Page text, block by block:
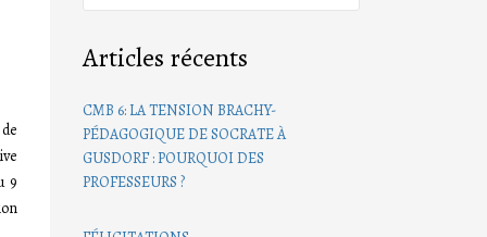
9
Articles récents
CMB 6: LA TENSION BRACHY-
PÉDAGOGIQUE DE SOCRATE À
GUSDORF : POURQUOI DES
PROFESSEURS ?